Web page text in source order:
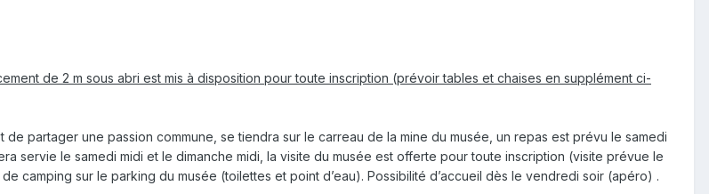
de 2 m sous abri est mis à disposition pour toute inscription (prévoir tables et chaises en supplément ci-
partager une passion commune, se tiendra sur le carreau de la mine du musée, un repas est prévu le samedi
servie le samedi midi et le dimanche midi, la visite du musée est offerte pour toute inscription (visite prévue le
camping sur le parking du musée (toilettes et point d’eau). Possibilité d’accueil dès le vendredi soir (apéro) .